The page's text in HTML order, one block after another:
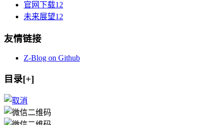
官网下载12
未来展望12
友情链接
Z-Blog on Github
目录[+]